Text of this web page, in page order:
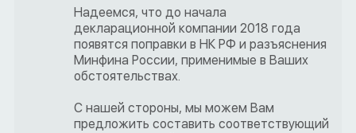
Надеемся, что до начала
декларационной компании 2018 года
появятся поправки в НК РФ и разъяснения
Минфина России, применимые в Ваших
обстоятельствах.
С нашей стороны, мы можем Вам
предложить составить соответствующий